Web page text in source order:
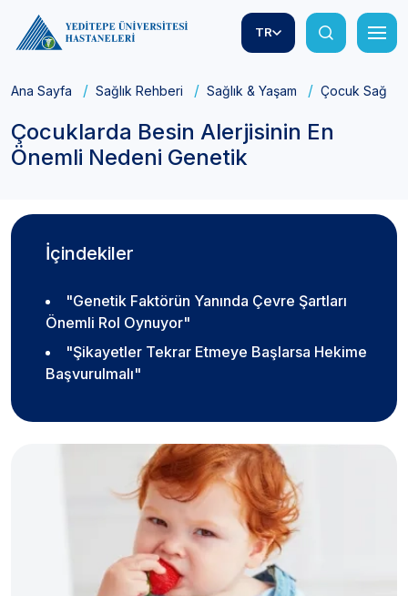
TR
Ana Sayfa Sağlık Rehberi Sağlık & Yaşam Çocuk Sağlığı
Çocuklarda Besin Alerjisinin En
Önemli Nedeni Genetik
İçindekiler
"Genetik Faktörün Yanında Çevre Şartları
Önemli Rol Oynuyor"
"Şikayetler Tekrar Etmeye Başlarsa Hekime
Başvurulmalı"